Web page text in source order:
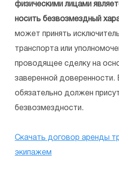
физическими лицами
носить безвозмездный
может принять
транспорта или
проводящее сделку на
заверенной доверенности.
обязательно должен
безвозмездности.
Скачать договор аренды
экипажем